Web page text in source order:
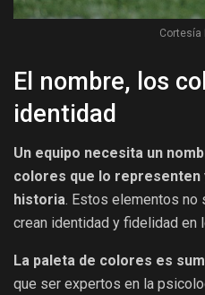
Cortesía
El nombre, los
identidad
Un equipo necesita un
colores que lo representen
historia. Estos elementos
crean identidad y fidelidad en
La paleta de colores es
que ser expertos en la